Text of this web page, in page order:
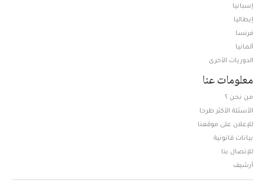
إسبانيا
إيطاليا
فرنسا
ألمانيا
الدوريات الأخرى
معلومات عنا
من نحن ؟
الأسئلة الأكثر طرحا
للإعلان على موقعنا
بيانات قانونية
للإتصال بنا
أرشيف